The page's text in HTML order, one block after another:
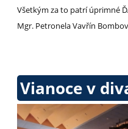
Všetkým za to patrí úprimné
Mgr. Petronela Vavřín
Vianoce v